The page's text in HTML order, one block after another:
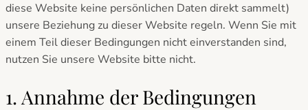
diese Website keine persönlichen Daten direkt sammelt)
unsere Beziehung zu dieser Website regeln. Wenn Sie mit
einem Teil dieser Bedingungen nicht einverstanden sind,
nutzen Sie unsere Website bitte nicht.
1. Annahme der Bedingungen